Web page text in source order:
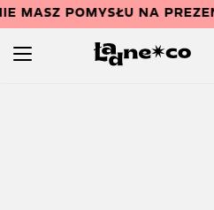
MASZ POMYSŁU NA